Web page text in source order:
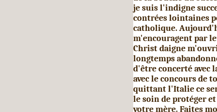
je suis l'indigne
contrées lointaines
catholique.
m'encouragent par
Christ daigne
longtemps
d'être concerté avec
avec le concours de
quittant l'Italie ce
le soin de protéger
votre mère. Faites